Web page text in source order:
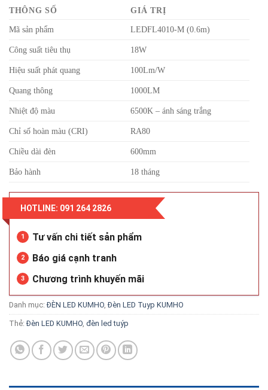
THÔNG SỐ
GIÁ TRỊ
Mã sản phẩm
LEDFL4010-M (0.6m)
Công suất tiêu thụ 18W
Hiệu suất phát quang 100Lm/W
Quang thông 1000LM
Nhiệt độ màu 6500K – ánh sáng trắng
Chỉ số hoàn màu (CRI) RA80
Chiều dài đèn 600mm
Bảo hành 18 tháng
HOTLINE: 091 264 2826
1 Tư vấn chi tiết sản phẩm
2 Báo giá cạnh tranh
3 Chương trình khuyến mãi
Danh mục:ĐÈN LED KUMHO,Đèn LED Tuyp KUMHO
Thẻ:Đèn LED KUMHO, đèn led tuýp